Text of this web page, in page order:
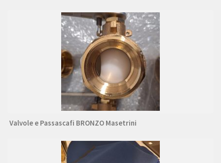
Valvole e Passascafi BRONZO Masetrini